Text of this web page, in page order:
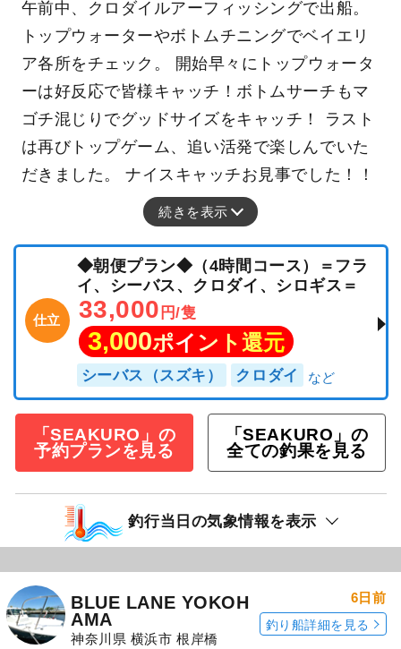
午前中、クロダイルアーフィッシングで出船。
トップウォーターやボトムチニングでベイエリ
ア各所をチェック。 開始早々にトップウォータ
ーは好反応で皆様キャッチ！ボトムサーチもマ
ゴチ混じりでグッドサイズをキャッチ！ ラスト
は再びトップゲーム、追い活発で楽しんでいた
だきました。 ナイスキャッチお見事でした！！
続きを表示
仕立
◆朝便プラン◆（4時間コース）＝フラ
イ、シーバス、クロダイ、シロギス＝
33,000 円/隻
3,000ポイント還元
シーバス（スズキ） クロダイ
「SEAKURO」の
予約プランを見る
「SEAKURO」の
全ての釣果を見る
釣行当日の気象情報を表示
BLUE LANE YOKOH
AMA
神奈川県 横浜市 根岸橋
6日前
釣り船詳細を見る